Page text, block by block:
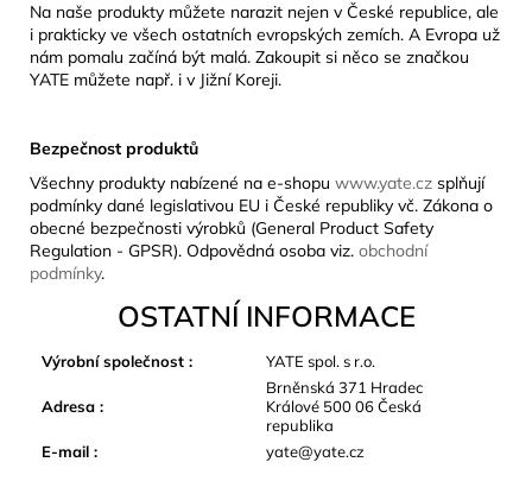
Na naše produkty můžete narazit nejen v České republice, ale
i prakticky ve všech ostatních evropských zemích. A Evropa už
nám pomalu začíná být malá. Zakoupit si něco se značkou
YATE můžete např. i v Jižní Koreji.
Bezpečnost produktů
Všechny produkty nabízené na e-shopu www.yate.cz splňují
podmínky dané legislativou EU i České republiky vč. Zákona o
obecné bezpečnosti výrobků (General Product Safety
Regulation - GPSR). Odpovědná osoba viz. obchodní
podmínky.
OSTATNÍ INFORMACE
Výrobní společnost : YATE spol. s r.o.
Adresa :
Brněnská 371 Hradec
Králové 500 06 Česká
republika
E-mail : yate@yate.cz